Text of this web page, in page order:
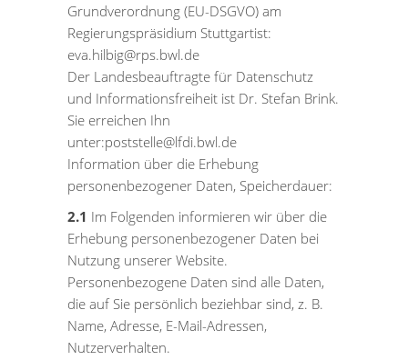
Grundverordnung (EU-DSGVO) am
Regierungspräsidium Stuttgartist:
eva.hilbig@rps.bwl.de
Der Landesbeauftragte für Datenschutz
und Informationsfreiheit ist Dr. Stefan Brink.
Sie erreichen Ihn
unter:poststelle@lfdi.bwl.de
Information über die Erhebung
personenbezogener Daten, Speicherdauer:
2.1 Im Folgenden informieren wir über die
Erhebung personenbezogener Daten bei
Nutzung unserer Website.
Personenbezogene Daten sind alle Daten,
die auf Sie persönlich beziehbar sind, z. B.
Name, Adresse, E-Mail-Adressen,
Nutzerverhalten.